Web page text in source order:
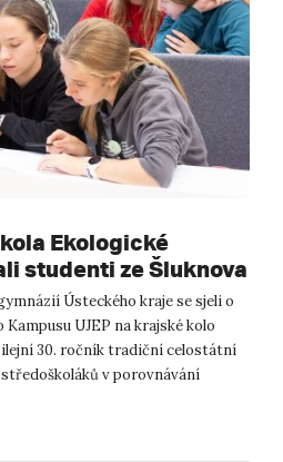
Ekologické
studenti ze Šluknova
Ústeckého kraje se sjeli o
UJEP na krajské kolo
30. ročník tradiční celostátní
v porovnávání